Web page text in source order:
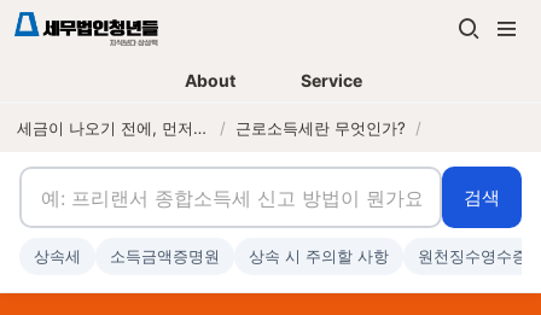
About Service
세금이 나오기 전에, 먼저 연락하는 세무법인 / 근로소득세란 무엇인가? /
검색
상속세 소득금액증명원 상속 시 주의할 사항 원천징수영수증